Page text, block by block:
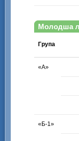
Молодша
Група
«А»
«Б-1»